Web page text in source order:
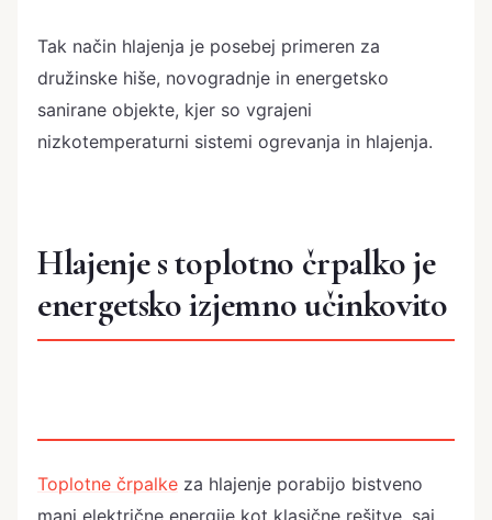
Tak način hlajenja je posebej primeren za
družinske hiše, novogradnje in energetsko
sanirane objekte, kjer so vgrajeni
nizkotemperaturni sistemi ogrevanja in hlajenja.
Hlajenje s toplotno črpalko je
energetsko izjemno učinkovito
Toplotne črpalke za hlajenje porabijo bistveno